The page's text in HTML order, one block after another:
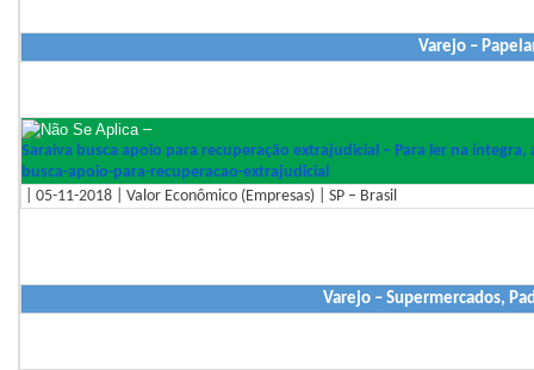
Varejo –
–
Saraiva busca apoio para recuperação extrajudicial – Para ler na
busca-apoio-para-recuperacao-extrajudicial
| 05-11-2018 | Valor Econômico (Empresas) | SP – Brasil
Varejo – Supermercados,